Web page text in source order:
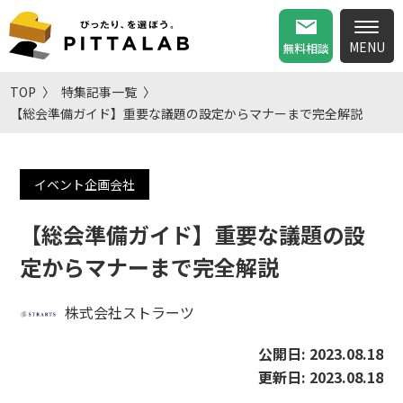
無料相談
TOP
特集記事一覧
【総会準備ガイド】重要な議題の設定からマナーまで完全解説
イベント企画会社
【総会準備ガイド】重要な議題の設
定からマナーまで完全解説
株式会社ストラーツ
公開日: 2023.08.18
更新日: 2023.08.18